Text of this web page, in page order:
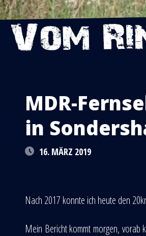
MDR-
in
16. MÄRZ 2019
Nach 2017 konnte ich heute den
Mein Bericht kommt morgen, vorab